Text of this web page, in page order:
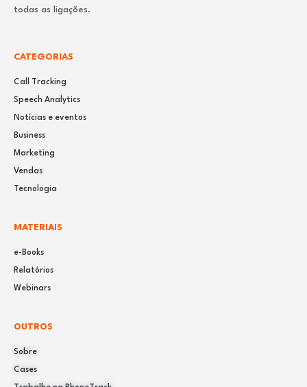
todas as ligações.
CATEGORIAS
Call Tracking
Speech Analytics
Notícias e eventos
Business
Marketing
Vendas
Tecnologia
MATERIAIS
e-Books
Relatórios
Webinars
OUTROS
Sobre
Cases